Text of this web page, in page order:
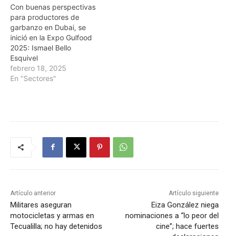
Con buenas perspectivas
para productores de
garbanzo en Dubai, se
inició en la Expo Gulfood
2025: Ismael Bello
Esquivel
febrero 18, 2025
En "Sectores"
Artículo anterior
Militares aseguran
motocicletas y armas en
Tecualilla; no hay detenidos
Artículo siguiente
Eiza González niega
nominaciones a “lo peor del
cine”; hace fuertes